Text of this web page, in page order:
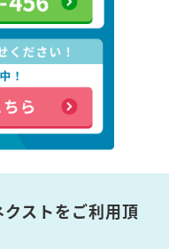
ストをご利用頂